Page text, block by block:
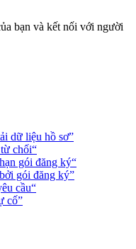
bạn và kết nối với người
dữ liệu hồ sơ”
chối“
gói đăng ký“
gói đăng ký”
cầu“
cố”